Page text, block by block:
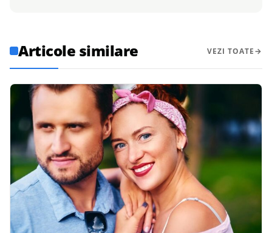
Articole similare VEZI TOATE